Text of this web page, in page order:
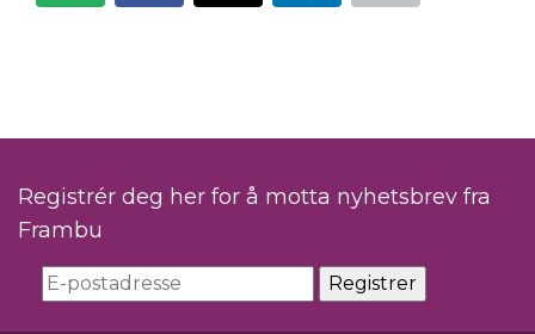
Registrér deg her for å motta nyhetsbrev fra
Frambu